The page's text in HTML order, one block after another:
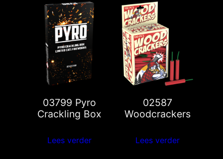
03799 Pyro
Crackling Box
Lees verder
02587
Woodcrackers
Lees verder